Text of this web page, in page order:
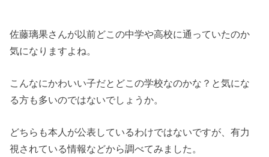
佐藤璃果さんが以前どこの中学や高校に通っていたのか
気になりますよね。
こんなにかわいい子だとどこの学校なのかな？と気にな
る方も多いのではないでしょうか。
どちらも本人が公表しているわけではないですが、有力
視されている情報などから調べてみました。